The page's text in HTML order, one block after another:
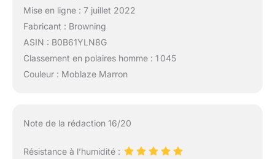
Mise en ligne : 7 juillet 2022
Fabricant : Browning
ASIN : B0B61YLN8G
Classement en polaires homme : 1 045
Couleur : Moblaze Marron
Note de la rédaction 16/20
Résistance à l’humidité :